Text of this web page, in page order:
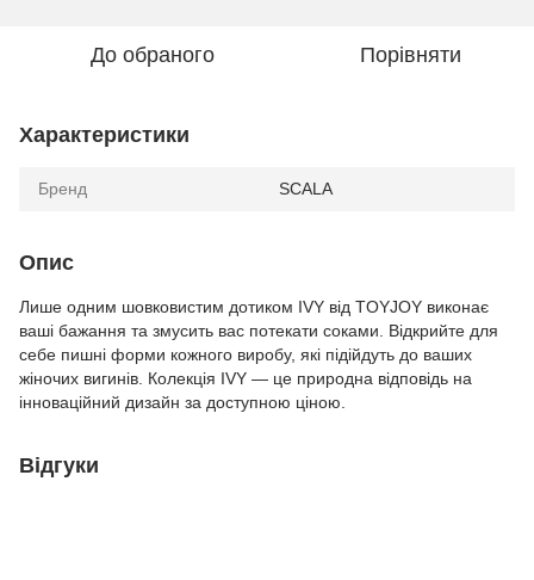
До обраного Порівняти
Характеристики
Бренд SCALA
Опис
Лише одним шовковистим дотиком IVY від TOYJOY виконає
ваші бажання та змусить вас потекати соками. Відкрийте для
себе пишні форми кожного виробу, які підійдуть до ваших
жіночих вигинів. Колекція IVY — це природна відповідь на
інноваційний дизайн за доступною ціною.
Відгуки